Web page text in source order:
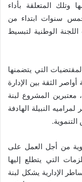
المتعلقة بأداء
سنوات ابتداء من
الوطنية لتبسيط
التي يتضمنها
الثقة بين الإدارة
المشروع لبنة
النبيلة الهادفة
من أجل العمل على
التي يتطلع إليها
الإدارية يشكل لبنة